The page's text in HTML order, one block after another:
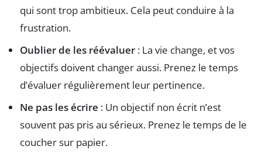
qui sont trop ambitieux. Cela peut conduire à la
frustration.
Oublier de les réévaluer : La vie change, et vos
objectifs doivent changer aussi. Prenez le temps
d’évaluer régulièrement leur pertinence.
Ne pas les écrire : Un objectif non écrit n’est
souvent pas pris au sérieux. Prenez le temps de le
coucher sur papier.